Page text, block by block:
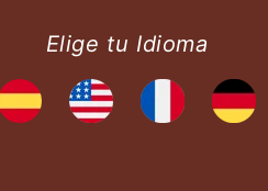
Elige tu Idioma